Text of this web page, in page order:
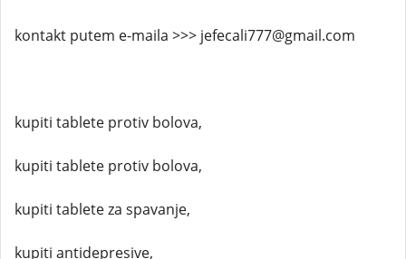
kontakt putem e-maila >>> jefecali777@gmail.com
kupiti tablete protiv bolova,
kupiti tablete protiv bolova,
kupiti tablete za spavanje,
kupiti antidepresive,